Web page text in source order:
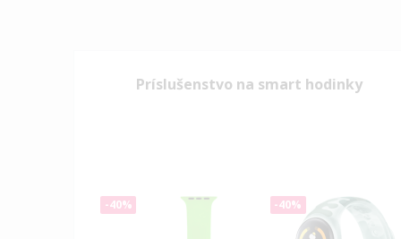
Príslušenstvo na smart hodinky
-40% -40%